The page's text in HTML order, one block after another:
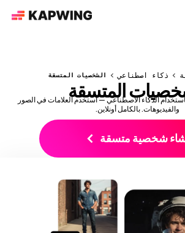
ذكاء اصطناعي الشخصيات المتسقة
المتسقة
الذكاء الاصطناعي — استخدم العلامات في الصور
والفيديوهات. بالكامل أونلاين.
شخصية متسقة